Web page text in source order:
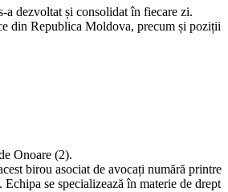
dezvoltat și consolidat în fiecare zi.
din Republica Moldova, precum și poziții
Onoare (2).
birou asociat de avocați numără printre
se specializează în materie de drept